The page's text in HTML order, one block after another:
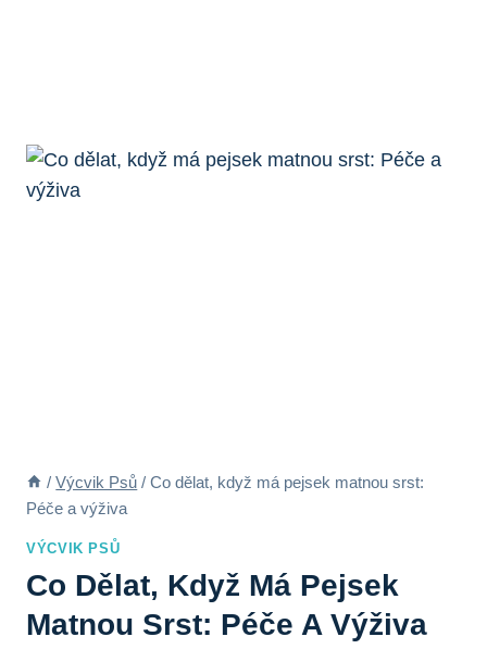
/ Výcvik Psů / Co dělat, když má pejsek matnou srst:
Péče a výživa
VÝCVIK PSŮ
Co Dělat, Když Má Pejsek
Matnou Srst: Péče A Výživa